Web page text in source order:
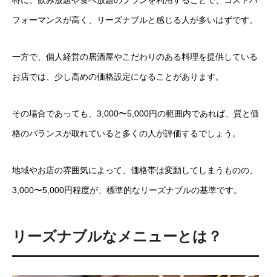
フォーマンスが高く、リーズナブルと感じる人が多いはずです。
一方で、個人経営の居酒屋やこだわりのある料理を提供している
お店では、少し高めの価格設定になることがあります。
その場合であっても、3,000〜5,000円の範囲内であれば、質と価
格のバランスが取れていると多くの人が評価するでしょう。
地域やお店の雰囲気によって、価格帯は変動してしまうものの、
3,000〜5,000円程度が、標準的なリーズナブルの基準です。
リーズナブルなメニューとは？